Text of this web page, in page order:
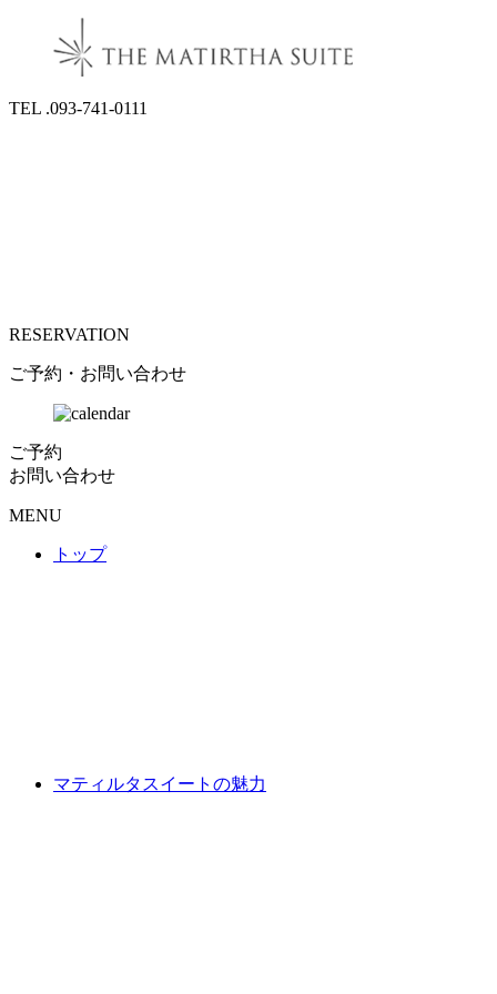
TEL .093-741-0111
RESERVATION
ご予約・お問い合わせ
ご予約
お問い合わせ
MENU
トップ
マティルタスイートの魅力